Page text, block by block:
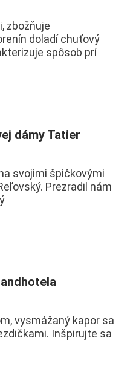
zbožňuje
doladí chuťový
spôsob prí
dámy Tatier
svojimi špičkovými
Prezradil nám
vysmážaný kapor sa
Inšpirujte sa